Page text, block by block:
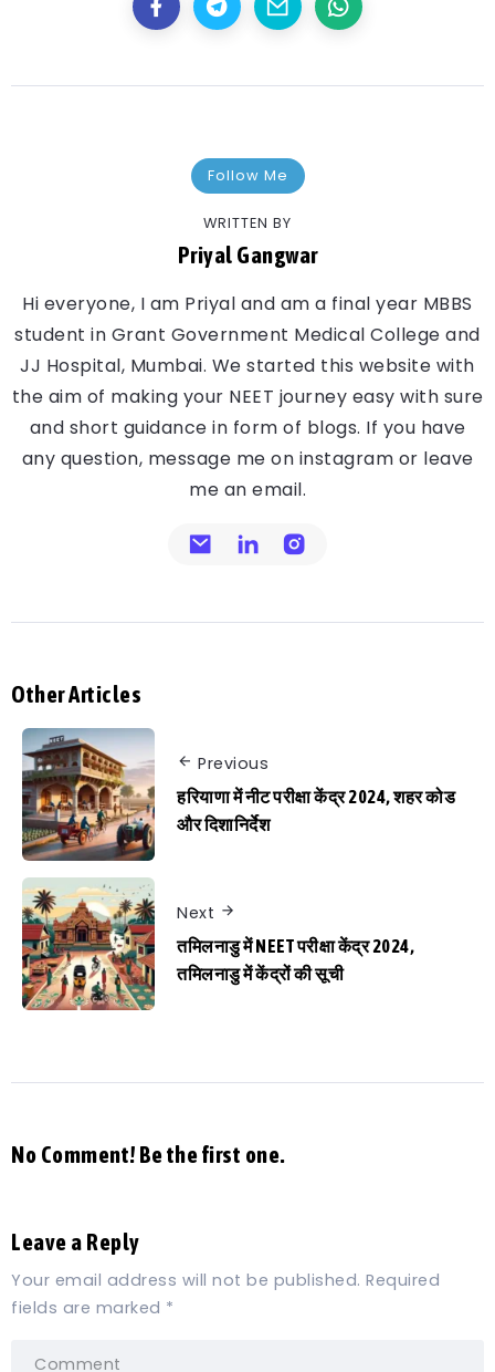
Follow Me
WRITTEN BY
Priyal Gangwar
Hi everyone, I am Priyal and am a final year MBBS
student in Grant Government Medical College and
JJ Hospital, Mumbai. We started this website with
the aim of making your NEET journey easy with sure
and short guidance in form of blogs. If you have
any question, message me on instagram or leave
me an email.
Other Articles
Previous
हरियाणा में नीट परीक्षा केंद्र 2024, शहर कोड
और दिशानिर्देश
Next
तमिलनाडु में NEET परीक्षा केंद्र 2024,
तमिलनाडु में केंद्रों की सूची
No Comment! Be the first one.
Leave a Reply
Your email address will not be published. Required
fields are marked *